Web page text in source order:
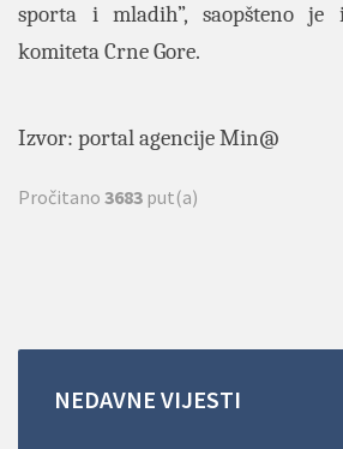
sporta i mladih”, saopšteno je
komiteta Crne Gore.
Izvor: portal agencije Min@
Pročitano 3683 put(a)
NEDAVNE VIJESTI